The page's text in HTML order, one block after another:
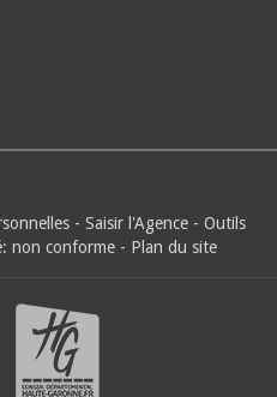
- Saisir l'Agence - Outils
non conforme - Plan du site